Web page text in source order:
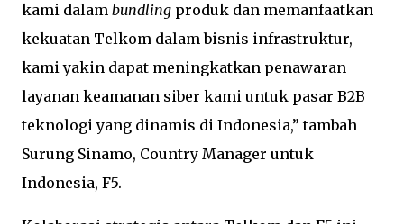
kami dalam bundling produk dan memanfaatkan
kekuatan Telkom dalam bisnis infrastruktur,
kami yakin dapat meningkatkan penawaran
layanan keamanan siber kami untuk pasar B2B
teknologi yang dinamis di Indonesia,” tambah
Surung Sinamo, Country Manager untuk
Indonesia, F5.